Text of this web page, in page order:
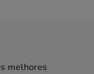
melhores